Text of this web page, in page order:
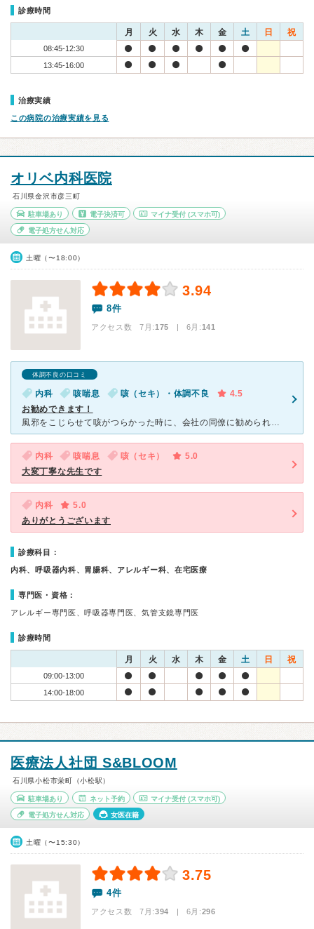
診療時間
月 火 水 木 金 土 日 祝
08:45-12:30
13:45-16:00
治療実績
この病院の治療実績を見る
オリベ内科医院
石川県金沢市彦三町
駐車場あり 電子決済可 マイナ受付 (スマホ可)
電子処方せん対応
土曜（〜18:00）
3.94
8件
アクセス数 7月:175 | 6月:141
体調不良の口コミ
内科 咳喘息 咳（セキ）・体調不良
4.5
お勧めできます！
風邪をこじらせて咳がつらかった時に、会社の同僚に勧められ受診しました。 仕事帰りだったので病院に着いたのは終わり間際でしたが、１０分くらいの待ち時間で診察してもらえたと思います。 待合室、受付はア
内科 咳喘息 咳（セキ）
5.0
大変丁寧な先生です
内科
5.0
ありがとうございます
診療科目：
内科、呼吸器内科、胃腸科、アレルギー科、在宅医療
専門医・資格：
アレルギー専門医、呼吸器専門医、気管支鏡専門医
診療時間
月 火 水 木 金 土 日 祝
09:00-13:00
14:00-18:00
医療法人社団 S&BLOOM
石川県小松市栄町（小松駅）
駐車場あり ネット予約 マイナ受付 (スマホ可)
電子処方せん対応 女医在籍
土曜（〜15:30）
3.75
4件
アクセス数 7月:394 | 6月:296